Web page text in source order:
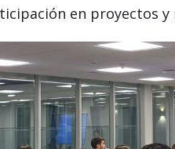
en proyectos y